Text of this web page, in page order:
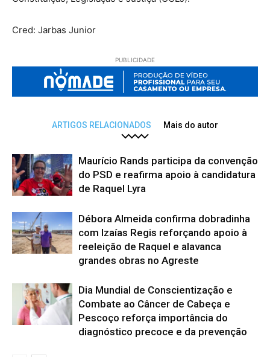
Cred: Jarbas Junior
PUBLICIDADE
ARTIGOS RELACIONADOS Mais do autor
Maurício Rands participa da convenção
do PSD e reafirma apoio à candidatura
de Raquel Lyra
Débora Almeida confirma dobradinha
com Izaías Regis reforçando apoio à
reeleição de Raquel e alavanca
grandes obras no Agreste
Dia Mundial de Conscientização e
Combate ao Câncer de Cabeça e
Pescoço reforça importância do
diagnóstico precoce e da prevenção